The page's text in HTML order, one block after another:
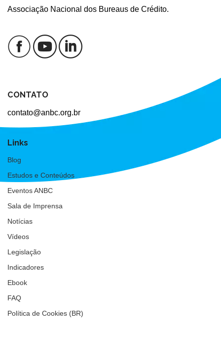
Associação Nacional dos Bureaus de Crédito.
CONTATO
contato@anbc.org.br
Links
Blog
Estudos e Conteúdos
Eventos ANBC
Sala de Imprensa
Notícias
Vídeos
Legislação
Indicadores
Ebook
FAQ
Política de Cookies (BR)